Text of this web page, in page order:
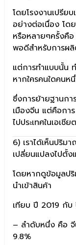
โดยโรงงานเปรีย
อย่างต่อเนื่อง โด
หรือหลายๆครั้งคือ
พอดีสำหรับการผ
แต่การทำแบบนั้น
หากใครคนใดคนห
ซึ่งการย้ายฐานก
เมืองจีน แต่คือกา
ไปประเทศในเอเ
6) เราได้เห็นปริม
เปลี่ยนแปลงไปตั้
โดยหากดูข้อมูลป
นำเข้าสินค้า
เทียบ ปี 2019 กับ
– ลำดับหนึ่ง คือ จี
9.8%